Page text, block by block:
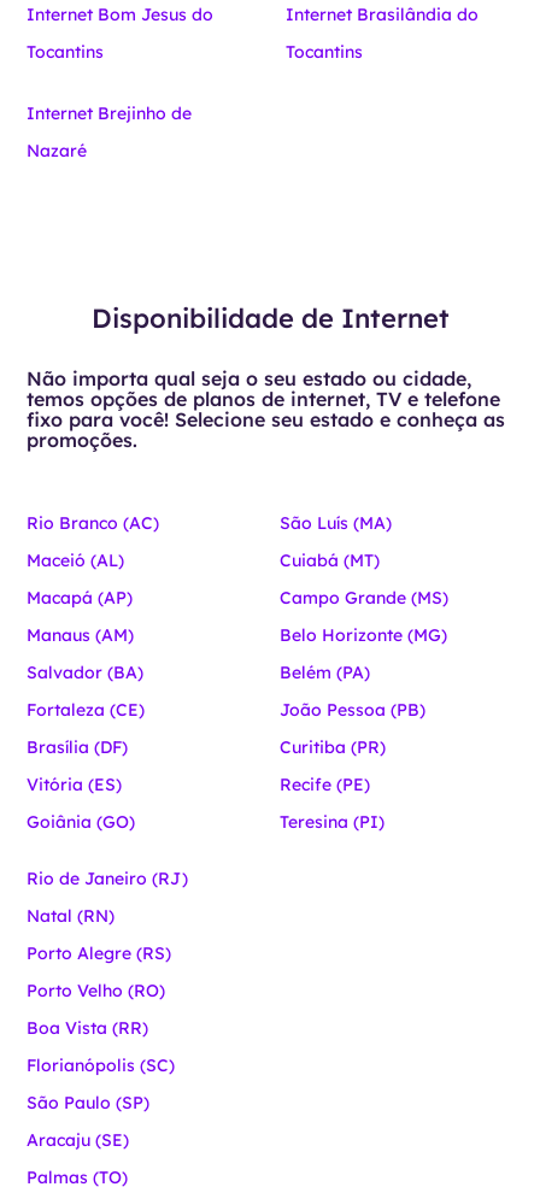
Internet Bom Jesus do
Tocantins
Internet Brasilândia do
Tocantins
Internet Brejinho de
Nazaré
Disponibilidade de Internet
Não importa qual seja o seu estado ou cidade,
temos opções de planos de internet, TV e telefone
fixo para você! Selecione seu estado e conheça as
promoções.
Rio Branco (AC)
Maceió (AL)
Macapá (AP)
Manaus (AM)
Salvador (BA)
Fortaleza (CE)
Brasília (DF)
Vitória (ES)
Goiânia (GO)
São Luís (MA)
Cuiabá (MT)
Campo Grande (MS)
Belo Horizonte (MG)
Belém (PA)
João Pessoa (PB)
Curitiba (PR)
Recife (PE)
Teresina (PI)
Rio de Janeiro (RJ)
Natal (RN)
Porto Alegre (RS)
Porto Velho (RO)
Boa Vista (RR)
Florianópolis (SC)
São Paulo (SP)
Aracaju (SE)
Palmas (TO)